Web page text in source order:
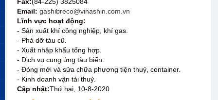
Email: gashibreco@vinashin.com.vn
Lĩnh vực hoạt động:
- Sản xuất khí công nghiệp, khí gas.
- Phá dỡ tàu cũ.
- Xuất nhập khẩu tổng hợp.
- Dịch vụ cung ứng tàu biển.
- Đóng mới và sửa chữa phương tiện thuỷ, container.
- Kinh doanh vận tải thuỷ.
Cập nhật:Thứ hai, 10-8-2020